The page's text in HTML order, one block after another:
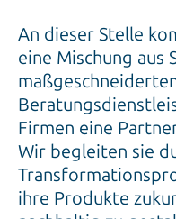
An dieser Stelle
eine Mischung aus
Firmen eine
Wir begleiten sie
ihre Produkte